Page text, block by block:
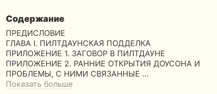
Содержание
ПРЕДИСЛОВИЕ
ГЛАВА I. ПИЛТДАУНСКАЯ ПОДДЕЛКА
ПРИЛОЖЕНИЕ 1. ЗАГОВОР В ПИЛТДАУНЕ
ПРИЛОЖЕНИЕ 2. РАННИЕ ОТКРЫТИЯ ДОУСОНА И
ПРОБЛЕМЫ, С НИМИ СВЯЗАННЫЕ …
Показать больше